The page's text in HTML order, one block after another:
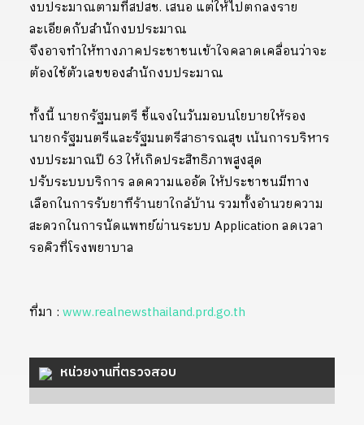
งบประมาณตามที่สปสช. เสนอ แต่ให้ไปตกลงราย
ละเอียดกับสำนักงบประมาณ
จึงอาจทำให้ทางภาคประชาชนเข้าใจคลาดเคลื่อนว่าจะ
ต้องใช้ตัวเลขของสำนักงบประมาณ
ทั้งนี้ นายกรัฐมนตรี ชี้แจงในวันมอบนโยบายให้รอง
นายกรัฐมนตรีและรัฐมนตรีสาธารณสุข เน้นการบริหาร
งบประมาณปี 63 ให้เกิดประสิทธิภาพสูงสุด
ปรับระบบบริการ ลดความแออัด ให้ประชาชนมีทาง
เลือกในการรับยาทีร้านยาใกล้บ้าน รวมทั้งอำนวยความ
สะดวกในการนัดแพทย์ผ่านระบบ Application ลดเวลา
รอคิวที่โรงพยาบาล
ที่มา : www.realnewsthailand.prd.go.th
หน่วยงานที่ตรวจสอบ